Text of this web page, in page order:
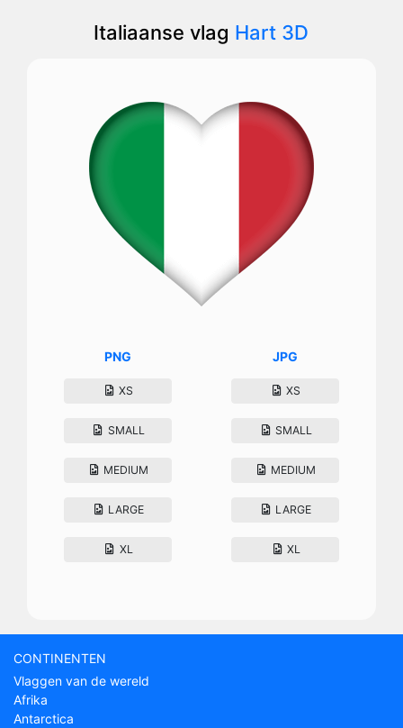
Italiaanse vlag Hart 3D
PNG
XS
SMALL
MEDIUM
LARGE
XL
JPG
XS
SMALL
MEDIUM
LARGE
XL
CONTINENTEN
Vlaggen van de wereld
Afrika
Antarctica